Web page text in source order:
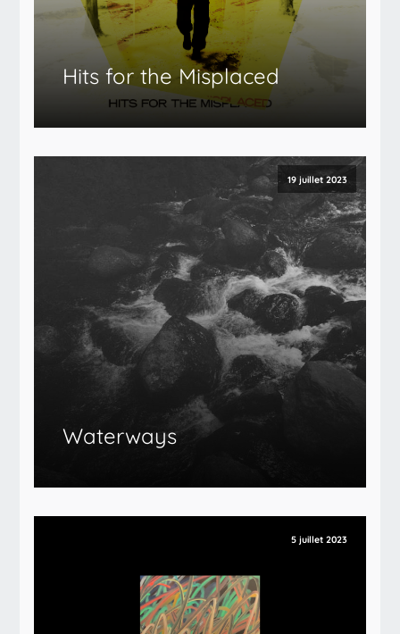
Hits for the Misplaced
19 juillet 2023
Waterways
5 juillet 2023